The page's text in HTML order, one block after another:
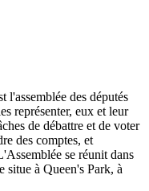
l'assemblée des députés
représenter, eux et leur
de débattre et de voter
des comptes, et
se réunit dans
situe à Queen's Park, à